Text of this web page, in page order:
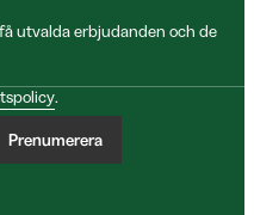
utvalda erbjudanden och de
.
Prenumerera